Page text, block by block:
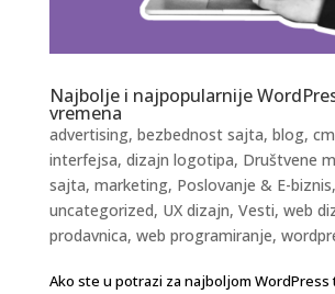
Najbolje i najpopularnije
vremena
advertising, bezbednost sajta, blog,
interfejsa, dizajn logotipa, Društvene
sajta, marketing, Poslovanje & E-biznis,
uncategorized, UX dizajn, Vesti, web
prodavnica, web programiranje,
Ako ste u potrazi za najboljom WordPress